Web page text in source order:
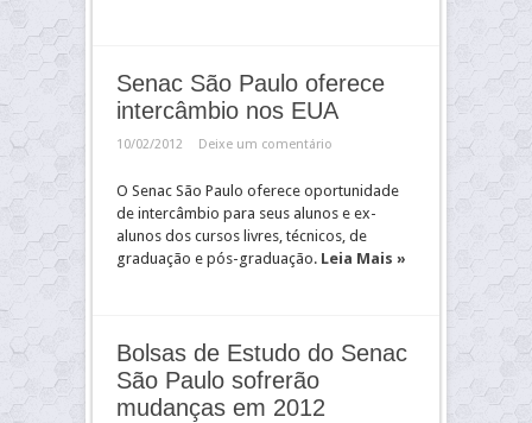
Senac São Paulo oferece
intercâmbio nos EUA
10/02/2012 Deixe um comentário
O Senac São Paulo oferece oportunidade
de intercâmbio para seus alunos e ex-
alunos dos cursos livres, técnicos, de
graduação e pós-graduação. Leia Mais »
Bolsas de Estudo do Senac
São Paulo sofrerão
mudanças em 2012